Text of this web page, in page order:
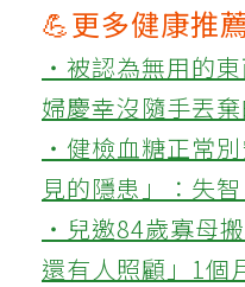
💪更多健康推
‧被認為無用的
婦慶幸沒隨手丟
‧健檢血糖正常
見的隱患」：失
‧兒邀84歲寡母
還有人照顧」1個